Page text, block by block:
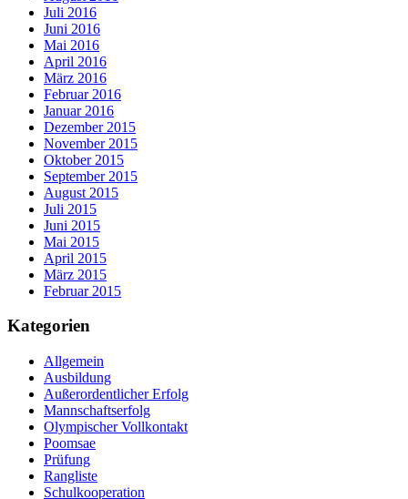
Juli 2016
Juni 2016
Mai 2016
April 2016
März 2016
Februar 2016
Januar 2016
Dezember 2015
November 2015
Oktober 2015
September 2015
August 2015
Juli 2015
Juni 2015
Mai 2015
April 2015
März 2015
Februar 2015
Kategorien
Allgemein
Ausbildung
Außerordentlicher Erfolg
Mannschaftserfolg
Olympischer Vollkontakt
Poomsae
Prüfung
Rangliste
Schulkooperation